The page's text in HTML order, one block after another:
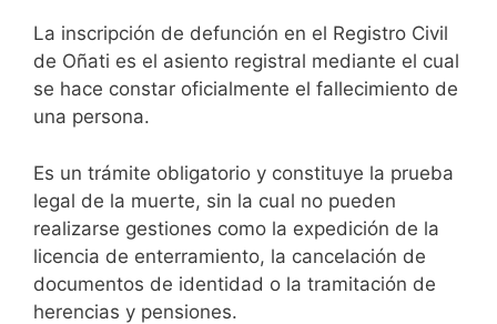
La inscripción de defunción en el Registro Civil
de Oñati es el asiento registral mediante el cual
se hace constar oficialmente el fallecimiento de
una persona.
Es un trámite obligatorio y constituye la prueba
legal de la muerte, sin la cual no pueden
realizarse gestiones como la expedición de la
licencia de enterramiento, la cancelación de
documentos de identidad o la tramitación de
herencias y pensiones.